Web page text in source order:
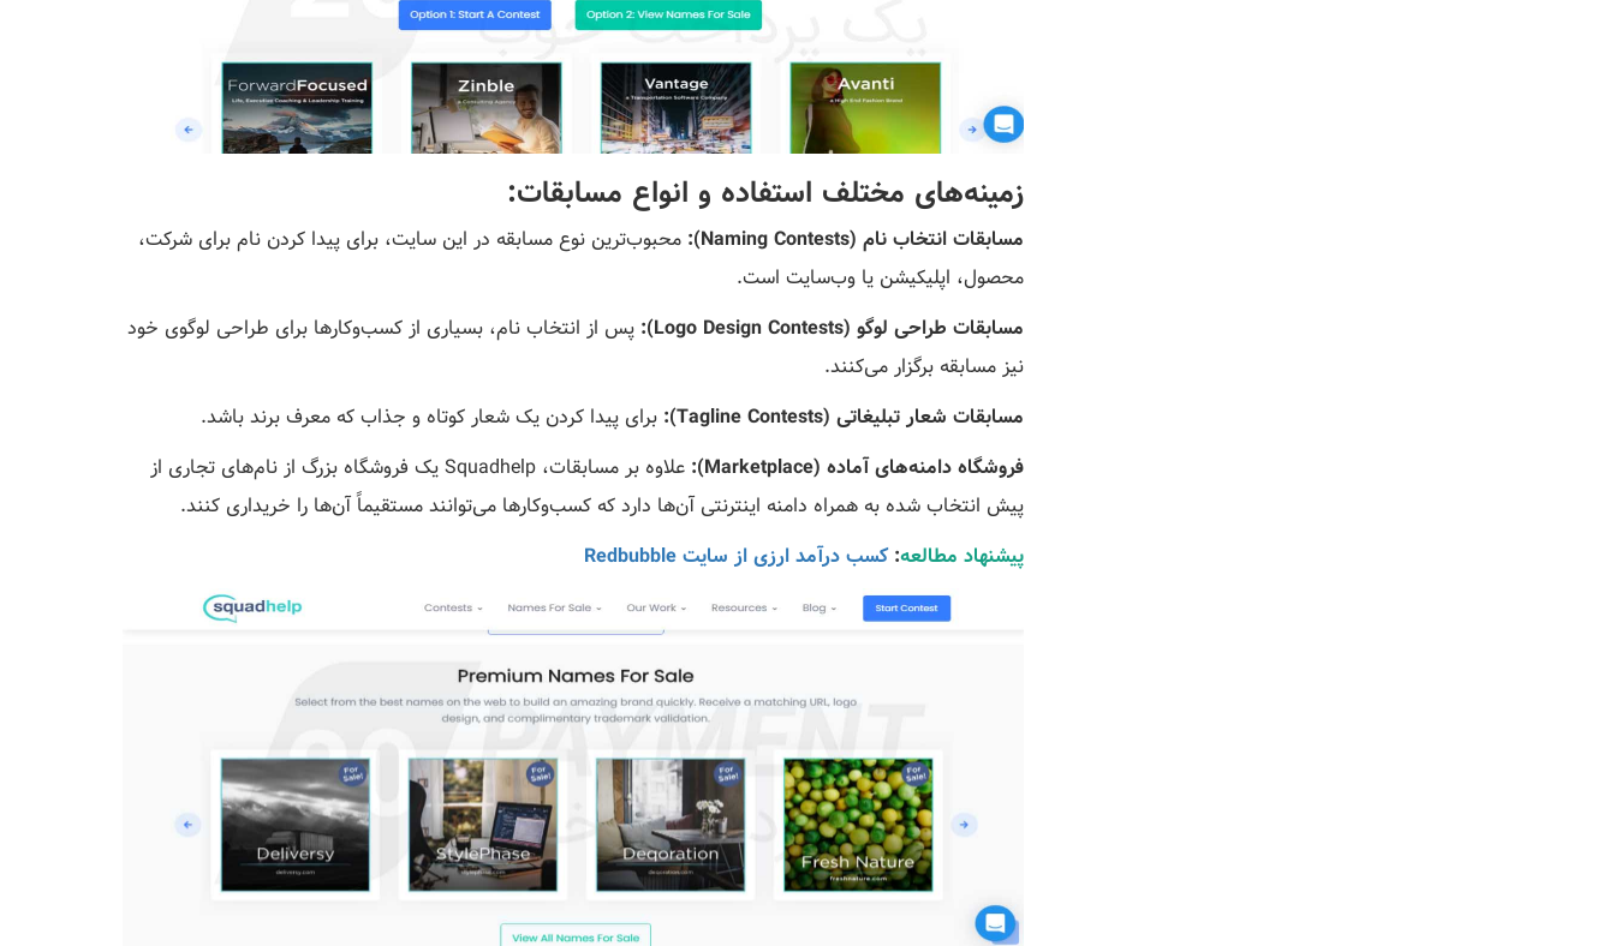
زمینه‌های مختلف استفاده و انواع مسابقات:
مسابقات انتخاب نام (Naming Contests):
محبوب‌ترین نوع مسابقه در این سایت، برای پیدا کردن نام برای شرکت،
محصول، اپلیکیشن یا وب‌سایت است.
مسابقات طراحی لوگو (Logo Design Contests):
پس از انتخاب نام، بسیاری از کسب‌وکارها برای طراحی لوگوی خود
نیز مسابقه برگزار می‌کنند.
مسابقات شعار تبلیغاتی (Tagline Contests):
برای پیدا کردن یک شعار کوتاه و جذاب که معرف برند باشد.
فروشگاه دامنه‌های آماده (Marketplace):
علاوه بر مسابقات، Squadhelp یک فروشگاه بزرگ از نام‌های تجاری از
پیش انتخاب شده به همراه دامنه اینترنتی آن‌ها دارد که کسب‌وکارها می‌توانند مستقیماً آن‌ها را خریداری کنند.
پیشنهاد مطالعه:کسب درآمد ارزی از سایت Redbubble